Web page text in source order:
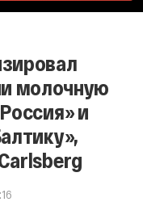
молочную
и